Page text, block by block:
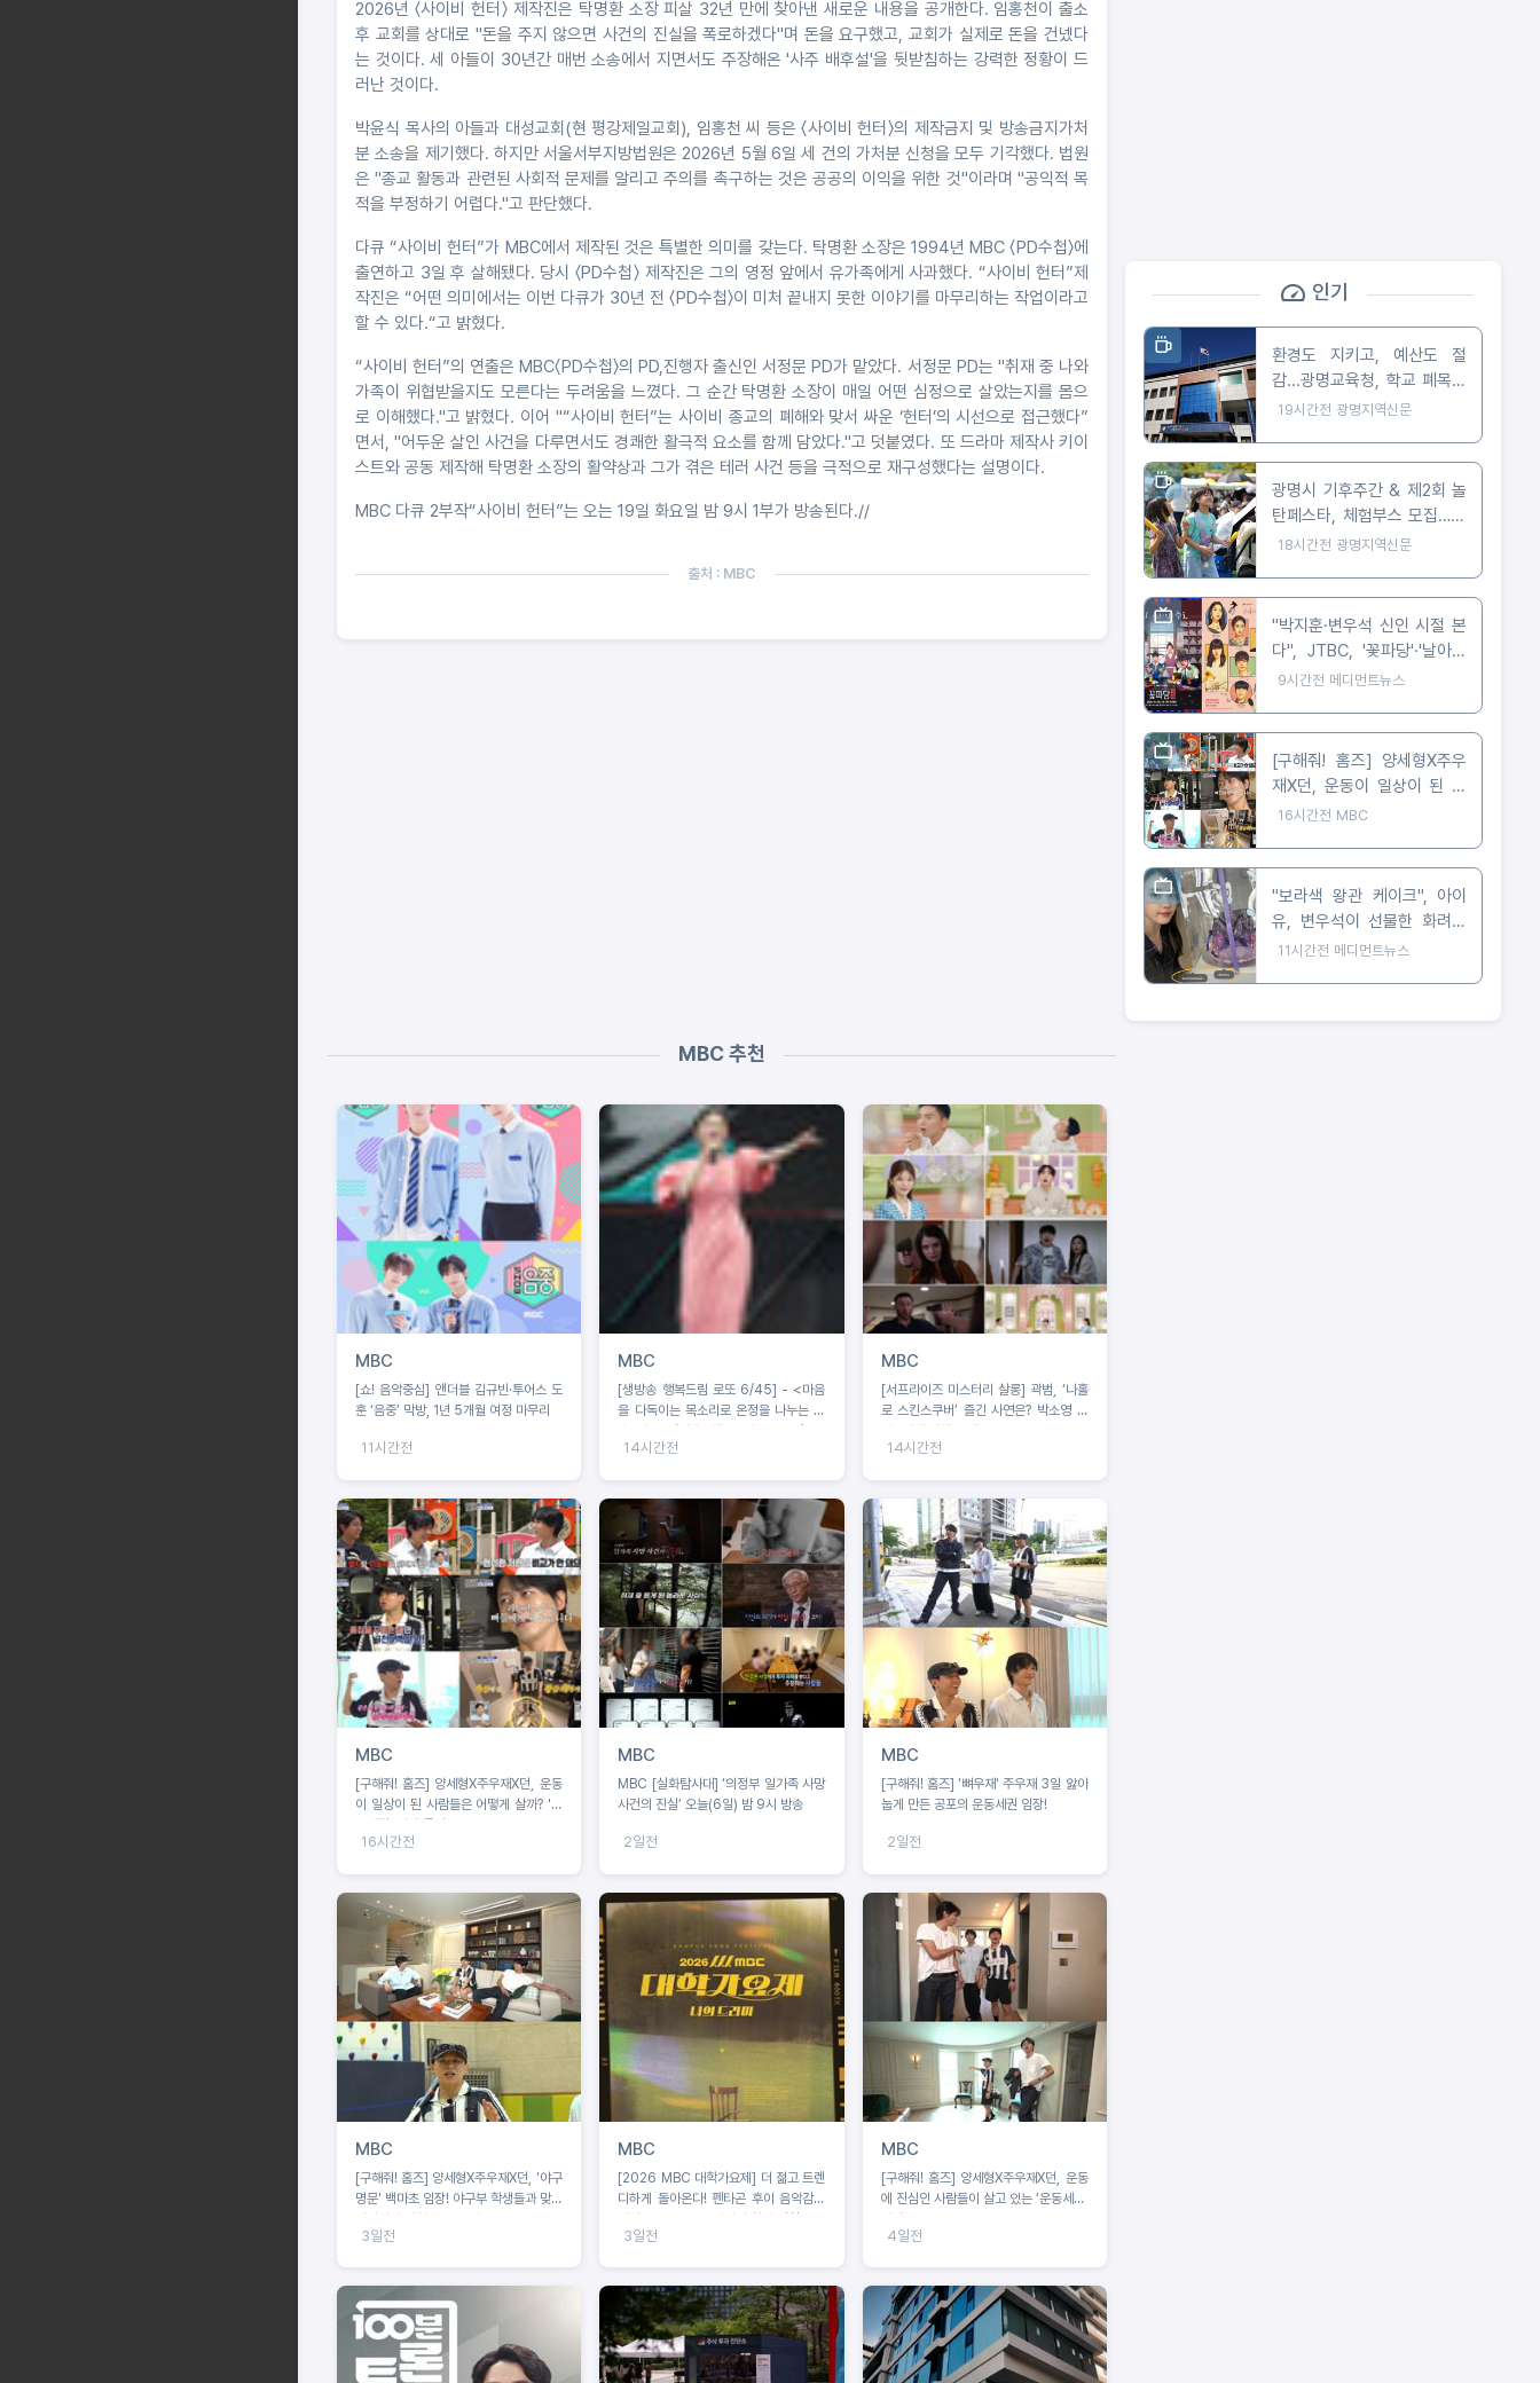
2026년 〈사이비 헌터〉 제작진은 탁명환 소장 피살 32년 만에 찾아낸 새로운 내용을 공개한다. 임홍천이 출소
후 교회를 상대로 "돈을 주지 않으면 사건의 진실을 폭로하겠다"며 돈을 요구했고, 교회가 실제로 돈을 건넸다
는 것이다. 세 아들이 30년간 매번 소송에서 지면서도 주장해온 '사주 배후설'을 뒷받침하는 강력한 정황이 드
러난 것이다.
박윤식 목사의 아들과 대성교회(현 평강제일교회), 임홍천 씨 등은 〈사이비 헌터〉의 제작금지 및 방송금지가처
분 소송을 제기했다. 하지만 서울서부지방법원은 2026년 5월 6일 세 건의 가처분 신청을 모두 기각했다. 법원
은 "종교 활동과 관련된 사회적 문제를 알리고 주의를 촉구하는 것은 공공의 이익을 위한 것"이라며 "공익적 목
적을 부정하기 어렵다."고 판단했다.
다큐 “사이비 헌터”가 MBC에서 제작된 것은 특별한 의미를 갖는다. 탁명환 소장은 1994년 MBC 〈PD수첩〉에
출연하고 3일 후 살해됐다. 당시 〈PD수첩〉 제작진은 그의 영정 앞에서 유가족에게 사과했다. “사이비 헌터”제
작진은 “어떤 의미에서는 이번 다큐가 30년 전 〈PD수첩〉이 미처 끝내지 못한 이야기를 마무리하는 작업이라고
할 수 있다.“고 밝혔다.
“사이비 헌터”의 연출은 MBC〈PD수첩〉의 PD,진행자 출신인 서정문 PD가 맡았다. 서정문 PD는 "취재 중 나와
가족이 위협받을지도 모른다는 두려움을 느꼈다. 그 순간 탁명환 소장이 매일 어떤 심정으로 살았는지를 몸으
로 이해했다."고 밝혔다. 이어 "“사이비 헌터”는 사이비 종교의 폐해와 맞서 싸운 ‘헌터’의 시선으로 접근했다”
면서, "어두운 살인 사건을 다루면서도 경쾌한 활극적 요소를 함께 담았다."고 덧붙였다. 또 드라마 제작사 키이
스트와 공동 제작해 탁명환 소장의 활약상과 그가 겪은 테러 사건 등을 극적으로 재구성했다는 설명이다.
MBC 다큐 2부작“사이비 헌터”는 오는 19일 화요일 밤 9시 1부가 방송된다.//
출처 : MBC
MBC 추천
MBC
[쇼! 음악중심] 앤더블 김규빈·투어스 도
훈 ‘음중’ 막방, 1년 5개월 여정 마무리
11시간전
MBC
[생방송 행복드림 로또 6/45] - <마음
을 다독이는 목소리로 온정을 나누는 가
황금손 출연>
14시간전
MBC
[서프라이즈 미스터리 살롱] 곽범, ‘나홀
로 스킨스쿠버’ 즐긴 사연은? 박소영 아
14시간전
MBC
[구해줘! 홈즈] 양세형X주우재X던, 운동
이 일상이 된 사람들은 어떻게 살까? '운
16시간전
MBC
MBC [실화탐사대] ‘의정부 일가족 사망
사건의 진실’ 오늘(6일) 밤 9시 방송
2일전
MBC
[구해줘! 홈즈] '뼈우재' 주우재 3일 앓아
눕게 만든 공포의 운동세권 임장!
2일전
MBC
[구해줘! 홈즈] 양세형X주우재X던, '야구
명문' 백마초 임장! 야구부 학생들과 맞대
결에서 승리할 수 있을까?
3일전
MBC
[2026 MBC 대학가요제] 더 젊고 트렌
디하게 돌아온다! 펜타곤 후이 음악감독
발탁, 오는 8월 16일까지 참가 신청
3일전
MBC
[구해줘! 홈즈] 양세형X주우재X던, 운동
에 진심인 사람들이 살고 있는 ‘운동세권’
임장!
4일전
인기
환경도 지키고, 예산도 절
감...광명교육청, 학교 폐목재
무상위탁처리 지원
19시간전 광명지역신문
광명시 기후주간 & 제2회 놀
탄페스타, 체험부스 모집…10
월 24일 개최
18시간전 광명지역신문
"박지훈·변우석 신인 시절 본
다", JTBC, '꽃파당'·'날아올
라라 나비' 잇따라 편성
9시간전 메디먼트뉴스
[구해줘! 홈즈] 양세형X주우
재X던, 운동이 일상이 된 사
람들은 어떻게 살까? '운동세
16시간전 MBC
"보라색 왕관 케이크", 아이
유, 변우석이 선물한 화려한
생일 케이크 인증
11시간전 메디먼트뉴스